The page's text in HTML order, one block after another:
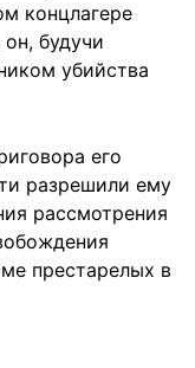
концлагере
будучи
убийства
его
разрешили ему
рассмотрения
престарелых в